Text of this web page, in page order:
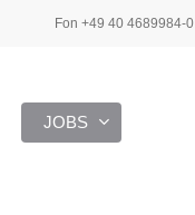
Fon +49 40 4689984-0
JOBS